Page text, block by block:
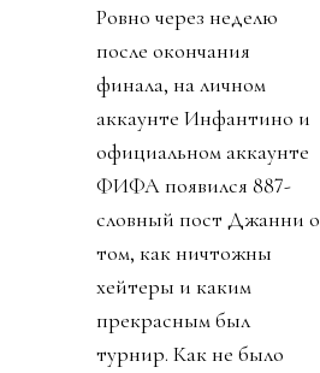
Ровно через неделю
после окончания
финала, на личном
аккаунте Инфантино и
официальном аккаунте
ФИФА появился 887-
словный пост Джанни о
том, как ничтожны
хейтеры и каким
прекрасным был
турнир. Как не было